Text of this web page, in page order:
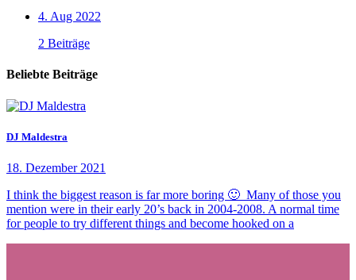
4. Aug 2022
2 Beiträge
Beliebte Beiträge
DJ Maldestra
18. Dezember 2021
I think the biggest reason is far more boring 🙂 Many of those you
mention were in their early 20’s back in 2004-2008. A normal time
for people to try different things and become hooked on a